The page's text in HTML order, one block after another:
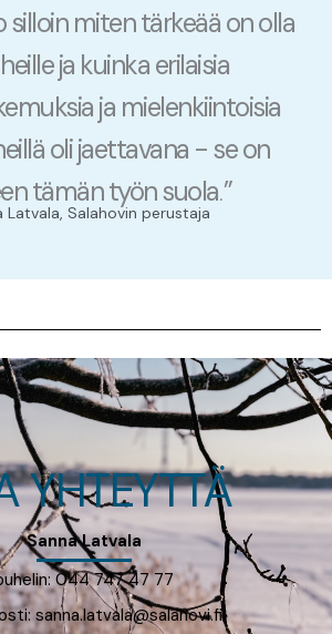
silloin miten tärkeää on olla
ja kuinka erilaisia
ja mielenkiintoisia
oli jaettavana - se on
tämän työn suola.”
Latvala, Salahovin perustaja
YHTEYTTÄ
Sanna Latvala
044 747 47 77
sanna.latvala@salahovi.fi